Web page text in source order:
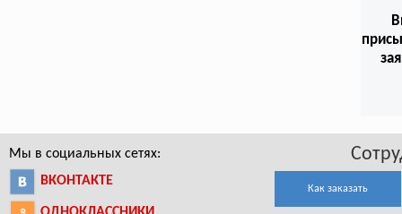
Мы в социальных сетях:
ВКОНТАКТЕ
Как заказать